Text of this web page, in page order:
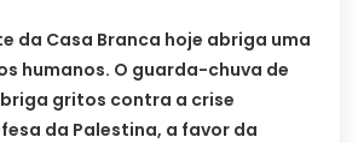
da Casa Branca hoje abriga uma
humanos. O guarda-chuva de
gritos contra a crise
da Palestina, a favor da